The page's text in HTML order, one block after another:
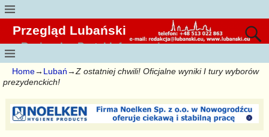
Przegląd Lubański
Regionalny Portal Informacyjny
Home→ Lubań→Z ostatniej chwili! Oficjalne wyniki I tury wyborów
prezydenckich!